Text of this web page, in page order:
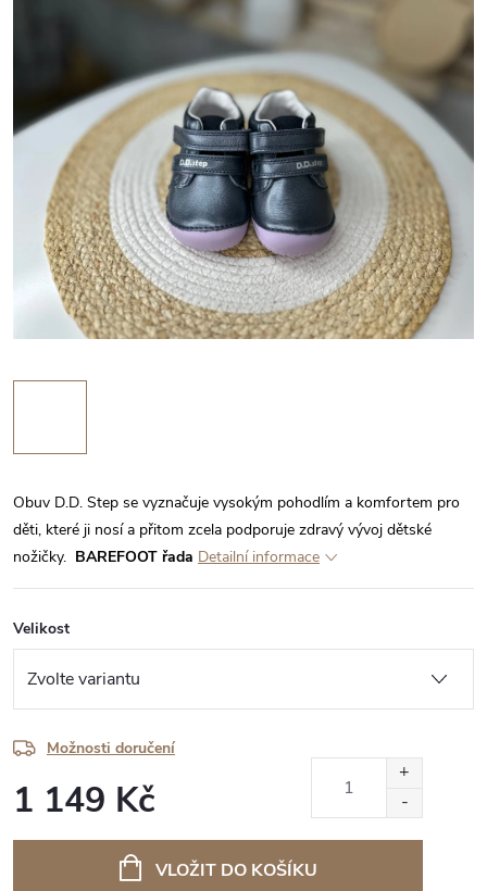
Obuv D.D. Step se vyznačuje vysokým pohodlím a komfortem pro
děti, které ji nosí a přitom zcela podporuje zdravý vývoj dětské
nožičky. BAREFOOT řada Detailní informace
Velikost
Možnosti doručení
1 149 Kč
VLOŽIT DO KOŠÍKU